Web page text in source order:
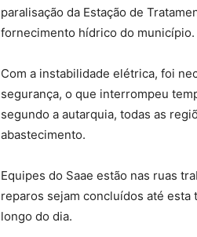
paralisação da Estação de
fornecimento hídrico do município.
Com a instabilidade elétrica, foi
segurança, o que interrompeu
segundo a autarquia, todas as
abastecimento.
Equipes do Saae estão nas ruas
reparos sejam concluídos até esta
longo do dia.